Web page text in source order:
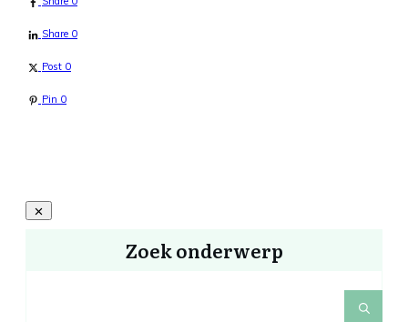
Share 0
Post 0
Pin 0
Zoek onderwerp